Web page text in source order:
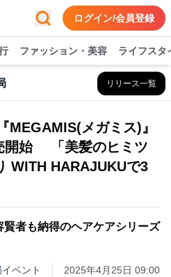
ログイン/会員登録
ファッション・美容 ライフスタ
リリース一覧
MEGAMIS(メガミス)』
開始 「美髪のヒミツ
WITH HARAJUKUで3
者も納得のヘアケアシリーズ
イベント 2025年4月25日 09:00